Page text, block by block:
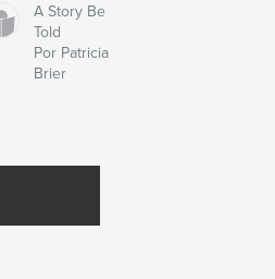
A Story Be
Told
Por Patricia
Brier